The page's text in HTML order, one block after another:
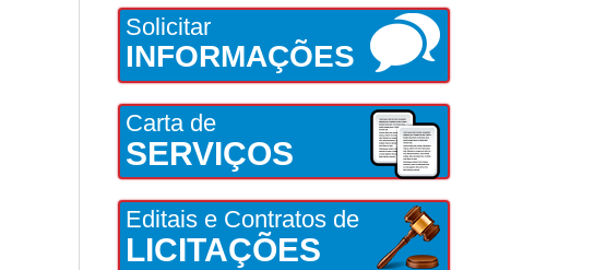
Solicitar
INFORMAÇÕES
Carta de
SERVIÇOS
Editais e Contratos de
LICITAÇÕES